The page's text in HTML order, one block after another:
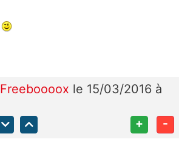
Freeboooox le 15/03/2016 à
+ -